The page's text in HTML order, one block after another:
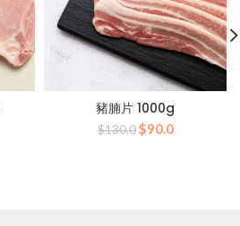
豬腩片 1000g
$130.0 原
$90.0目